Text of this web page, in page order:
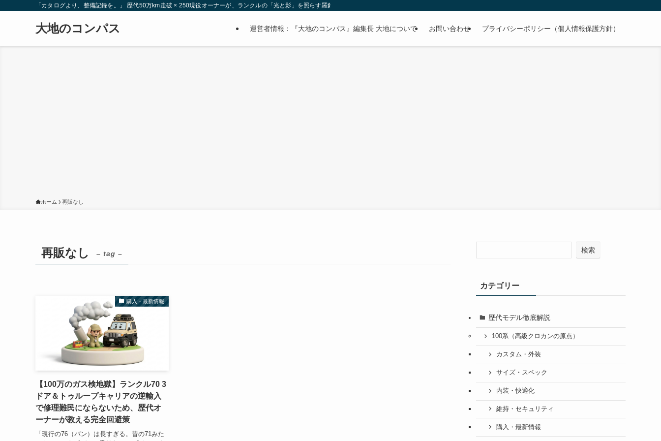
「カタログより、整備記録を。」 歴代50万km走破 × 250現役オーナーが、ランクルの「光と影」を照らす羅針盤。
大地のコンパス 運営者情報：『大地のコンパス』編集長 大地について お問い合わせ プライバシーポリシー（個人情報保護方針）
ホーム 再販なし
再販なし – tag –
購入・最新情報
【100万のガス検地獄】ランクル70 3
ドア＆トゥループキャリアの逆輸入
で修理難民にならないため、歴代オ
ーナーが教える完全回避策
「現行の76（バン）は長すぎる。昔の71みた
検索
カテゴリー
歴代モデル徹底解説
100系（高級クロカンの原点）
カスタム・外装
サイズ・スペック
内装・快適化
維持・セキュリティ
購入・最新情報